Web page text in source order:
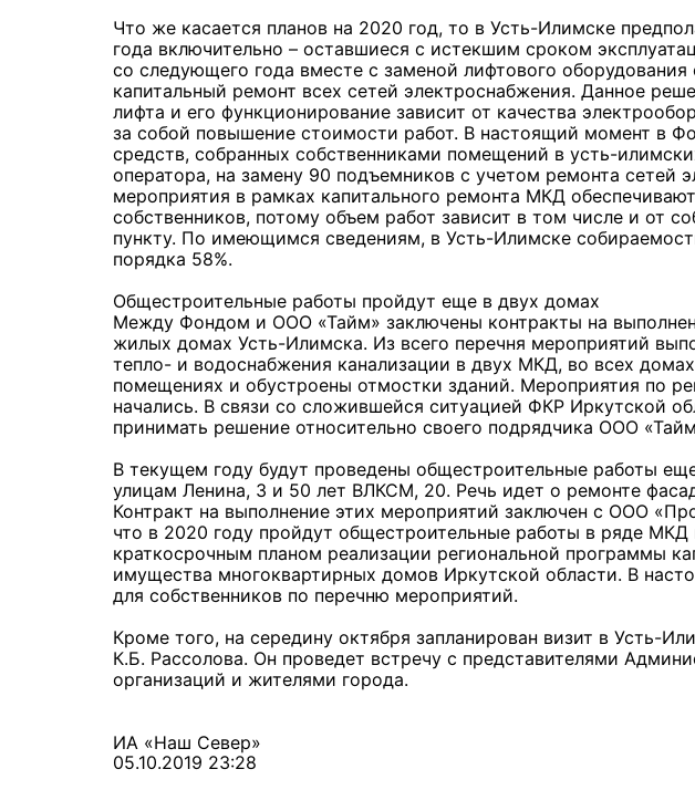
Что же касается планов на 2020 год, то в Усть-Илимске
года включительно – оставшиеся с истекшим сроком
со следующего года вместе с заменой лифтового оборудования
капитальный ремонт всех сетей электроснабжения. Данное
лифта и его функционирование зависит от качества
за собой повышение стоимости работ. В настоящий момент в
средств, собранных собственниками помещений в усть-
оператора, на замену 90 подъемников с учетом ремонта сетей
мероприятия в рамках капитального ремонта МКД
собственников, потому объем работ зависит в том числе и от
пункту. По имеющимся сведениям, в Усть-Илимске
порядка 58%.
Общестроительные работы пройдут еще в двух домах
Между Фондом и ООО «Тайм» заключены контракты на
жилых домах Усть-Илимска. Из всего перечня мероприятий
тепло- и водоснабжения канализации в двух МКД, во всех
помещениях и обустроены отмостки зданий. Мероприятия по
начались. В связи со сложившейся ситуацией ФКР Иркутской
принимать решение относительно своего подрядчика ООО
В текущем году будут проведены общестроительные работы
улицам Ленина, 3 и 50 лет ВЛКСМ, 20. Речь идет о ремонте
Контракт на выполнение этих мероприятий заключен с ООО
что в 2020 году пройдут общестроительные работы в ряде МКД
краткосрочным планом реализации региональной программы
имущества многоквартирных домов Иркутской области. В
для собственников по перечню мероприятий.
Кроме того, на середину октября запланирован визит в Усть-
К.Б. Рассолова. Он проведет встречу с представителями
организаций и жителями города.
ИА «Наш Север»
05.10.2019 23:28